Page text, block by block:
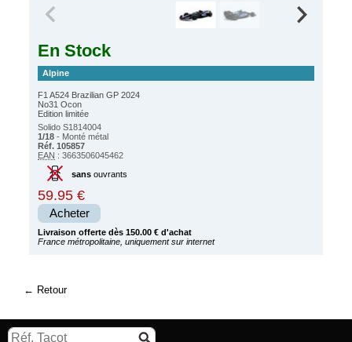
En Stock
Alpine
F1 A524 Brazilian GP 2024
No31 Ocon
Edition limitée
Solido S1814004
1/18 - Monté métal
Réf. 105857
EAN : 3663506045462
sansouvrants
59.95 €
Acheter
Livraison offerte dès 150.00 € d'achat
France métropolitaine, uniquement sur internet
Retour